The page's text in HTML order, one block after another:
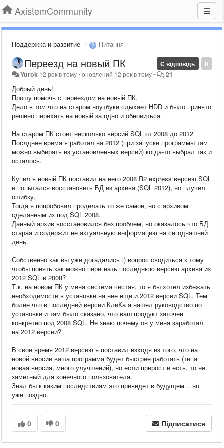
AxistemCommunity
Поддержка и развитие Питання
0
Є відповідь
Переезд на новый ПК
Yurok 12 років тому•оновлений 12 років тому• 21
Добрый день!
Прошу помочь с переездом на новый ПК.
Дело в том что на старом ноутбуке сдыхает HDD и было принято
решено перехать на новый за одно и обновиться.
На старом ПК стоит несколько версий SQL от 2008 до 2012
Послднее время я работал на 2012 (при запуске программы там
можно выбирать из установленных версий) когда-то выбрал так и
осталось.
Купил я новый ПК поставил на него 2008 R2 express версию SQL
и попытался восстановить БД из архива (SQL 2012), но плучил
ошибку.
Тогда я попробовал проделать то же самое, но с архивом
сделанным из под SQL 2008.
Данный архив восстановился без проблем, но оказалось что БД
старая и содержит не актуальную информацию на сегодняшний
день.
Собственно как вы уже догадались :) вопрос сводиться к тому
чтобы понять как можно перегнать последнюю версию архива из
2012 SQL в 2008?
Т.к. на новом ПК у меня система чистая, то я бы хотел избежать
необходимости в установке на нее еще и 2012 версии SQL. Тем
более что в последней версии КлиКа я нашел руководство по
установке и там было сказано, что ваш продукт заточен
конкретно под 2008 SQL. Не знаю почему он у меня заработал
на 2012 версии?
В свое время 2012 версию я поставил изходя из того, что на
новой версии ваша программа будет быстрее работать (типа
новая версия, много улучшений), но если прирост и есть, то не
заметный для конечного пользователя.
Знал бы к каким последствиям это приведет в будущем... но
уже поздно.
0 0 Підписатися